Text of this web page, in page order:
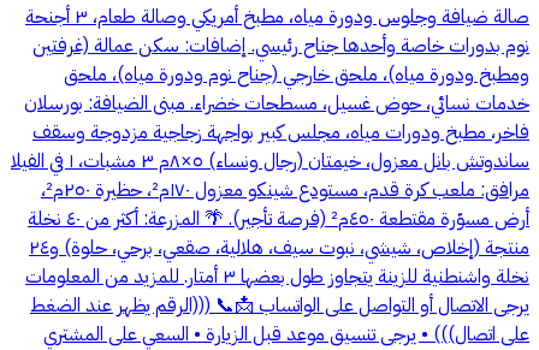
صالة ضيافة وجلوس ودورة مياه، مطبخ أمريكي وصالة طعام، ٣ أجنحة
نوم بدورات خاصة وأحدها جناح رئيسي. إضافات: سكن عمالة (غرفتين
ومطبخ ودورة مياه)، ملحق خارجي (جناح نوم ودورة مياه)، ملحق
خدمات نسائي، حوض غسيل، مسطحات خضراء. مبنى الضيافة: بورسلان
فاخر، مطبخ ودورات مياه، مجلس كبير بواجهة زجاجية مزدوجة وسقف
ساندوتش بانل معزول، خيمتان (رجال ونساء) ٥×٨م ٣ مشبات، ١ في الفيلا
مرافق: ملعب كرة قدم، مستودع شينكو معزول ١٧٠م²، حظيرة ٢٥٠م²،
أرض مسوّرة مقتطعة ٤٥٠م² (فرصة تأجير). 🌴 المزرعة: أكثر من ٤٠ نخلة
منتجة (إخلاص، شيشي، نبوت سيف، هلالية، صقعي، برحي، حلوة) و٢٤
نخلة واشنطنية للزينة يتجاوز طول بعضها ٣ أمتار. للمزيد من المعلومات
يرجى الاتصال أو التواصل على الواتساب 📩📞 (((الرقم يظهر عند الضغط
على اتصال))) • يرجى تنسيق موعد قبل الزيارة • السعي على المشتري